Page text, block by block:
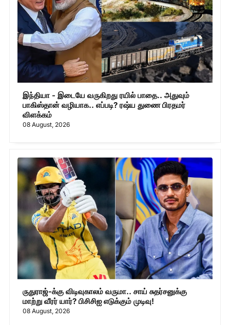
இந்தியா - இடையே வருகிறது ரயில் பாதை.. அதுவும்
பாகிஸ்தான் வழியாக.. எப்படி? ரஷ்ய துணை பிரதமர்
விளக்கம்
08 August, 2026
ருதுராஜ்-க்கு விடிவுகாலம் வருமா.. சாய் சுதர்சனுக்கு
மாற்று வீரர் யார்? பிசிசிஐ எடுக்கும் முடிவு!
08 August, 2026